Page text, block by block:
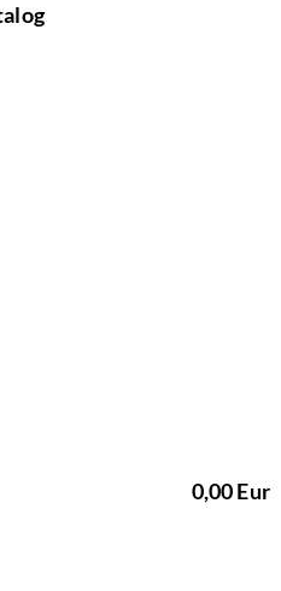
0,00 Eur